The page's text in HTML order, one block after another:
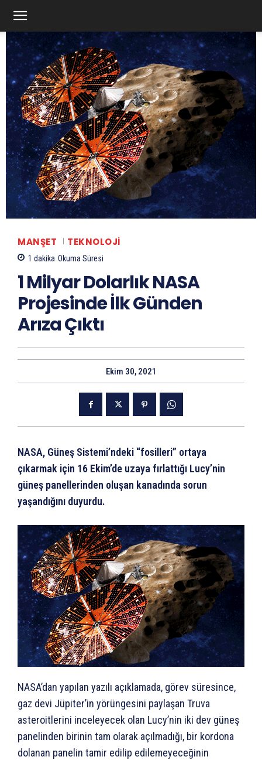
MANŞET TEKNOLOJI
1 dakika Okuma Süresi
1 Milyar Dolarlık NASA
Projesinde İlk Günden
Arıza Çıktı
Ekim 30, 2021
NASA, Güneş Sistemi’ndeki “fosilleri” ortaya
çıkarmak için 16 Ekim’de uzaya fırlattığı Lucy’nin
güneş panellerinden oluşan kanadında sorun
yaşandığını duyurdu.
NASA’dan yapılan yazılı açıklamada, görev süresince,
gaz devi Jüpiter’in yörüngesini paylaşan Truva
asteroitlerini inceleyecek olan Lucy’nin iki dev güneş
panelinden birinin tam olarak açılmadığı, bir kordona
dolanan panelin tamir edilip edilemeyeceğinin